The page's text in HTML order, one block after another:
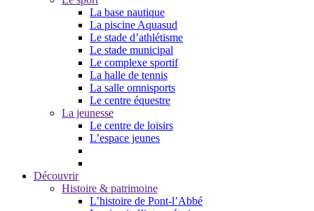
La base nautique
La piscine Aquasud
Le stade d’athlétisme
Le stade municipal
Le complexe sportif
La halle de tennis
La salle omnisports
Le centre équestre
La jeunesse
Le centre de loisirs
L’espace jeunes
Découvrir
Histoire & patrimoine
L’histoire de Pont-l’Abbé